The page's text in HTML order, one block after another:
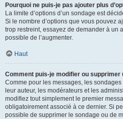
Pourquoi ne puis-je pas ajouter plus
La limite d’options d’un sondage est
Si le nombre d’options que vous pouvez
trop restreint, essayez de demander à un
possible de l’augmenter.
Haut
Comment puis-je modifier ou supprimer
Comme pour les messages, les
leur auteur, les modérateurs et les
modifiez tout simplement le premier
obligatoirement associé à ce dernier. Si
possible de supprimer le sondage ou de